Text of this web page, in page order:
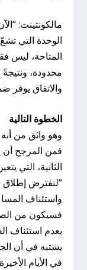
مالكونتينت:
الوحدة التي
المتاحة، ليس
محدودة،
والاتفاق يوفر
الخطوة التالية
وهو واثق من
فمن المرجح أن
الثانية، التي
“لنفترض إطلاق
واستئناف
فسيكون من
بعدم استئناف
يشتبه في أن
في الأيام